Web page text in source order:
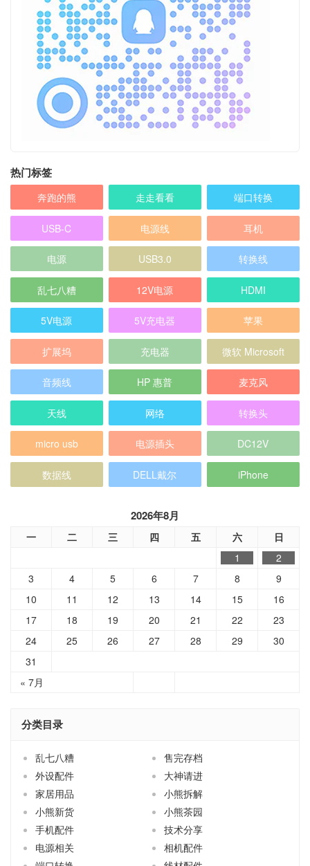
热门标签
奔跑的熊 走走看看 端口转换
USB-C 电源线 耳机
电源 USB3.0 转换线
乱七八糟 12V电源 HDMI
5V电源 5V充电器 苹果
扩展坞 充电器 微软 Microsoft
音频线 HP 惠普 麦克风
天线 网络 转换头
micro usb 电源插头 DC12V
数据线 DELL戴尔 iPhone
2026年8月
一 二 三 四 五 六 日
« 7月
1
2
3
4 5 6 7 8
9
10
11 12 13 14 15
16
17
18 19 20 21 22
23
24
25 26 27 28 29
30
31
分类目录
乱七八糟
售完存档
外设配件
大神请进
家居用品
小熊拆解
小熊新货
小熊茶园
手机配件
技术分享
电源相关
相机配件